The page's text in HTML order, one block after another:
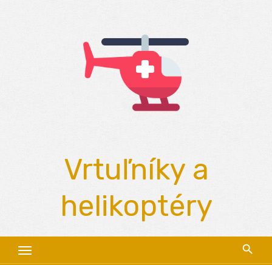
Vrtuľníky a
helikoptéry